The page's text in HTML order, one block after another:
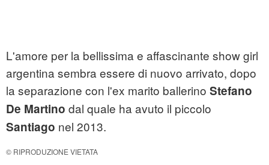
L'amore per la bellissima e affascinante show girl
argentina sembra essere di nuovo arrivato, dopo
la separazione con l'ex marito ballerino Stefano
De Martino dal quale ha avuto il piccolo
Santiago nel 2013.
© RIPRODUZIONE VIETATA